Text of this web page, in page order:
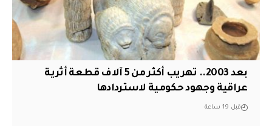
بعد 2003.. تهريب أكثر من 5 آلاف قطعة أثرية
عراقية وجهود حكومية لاستردادها
قبل 19 ساعة